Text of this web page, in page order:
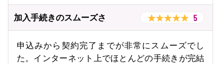
加入手続きのスムーズさ 5
申込みから契約完了までが非常にスムーズでし
た。インターネット上でほとんどの手続きが完結